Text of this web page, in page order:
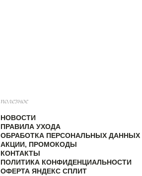
полезное
НОВОСТИ
ПРАВИЛА УХОДА
ОБРАБОТКА ПЕРСОНАЛЬНЫХ ДАННЫХ
АКЦИИ, ПРОМОКОДЫ
КОНТАКТЫ
ПОЛИТИКА КОНФИДЕНЦИАЛЬНОСТИ
ОФЕРТА ЯНДЕКС СПЛИТ